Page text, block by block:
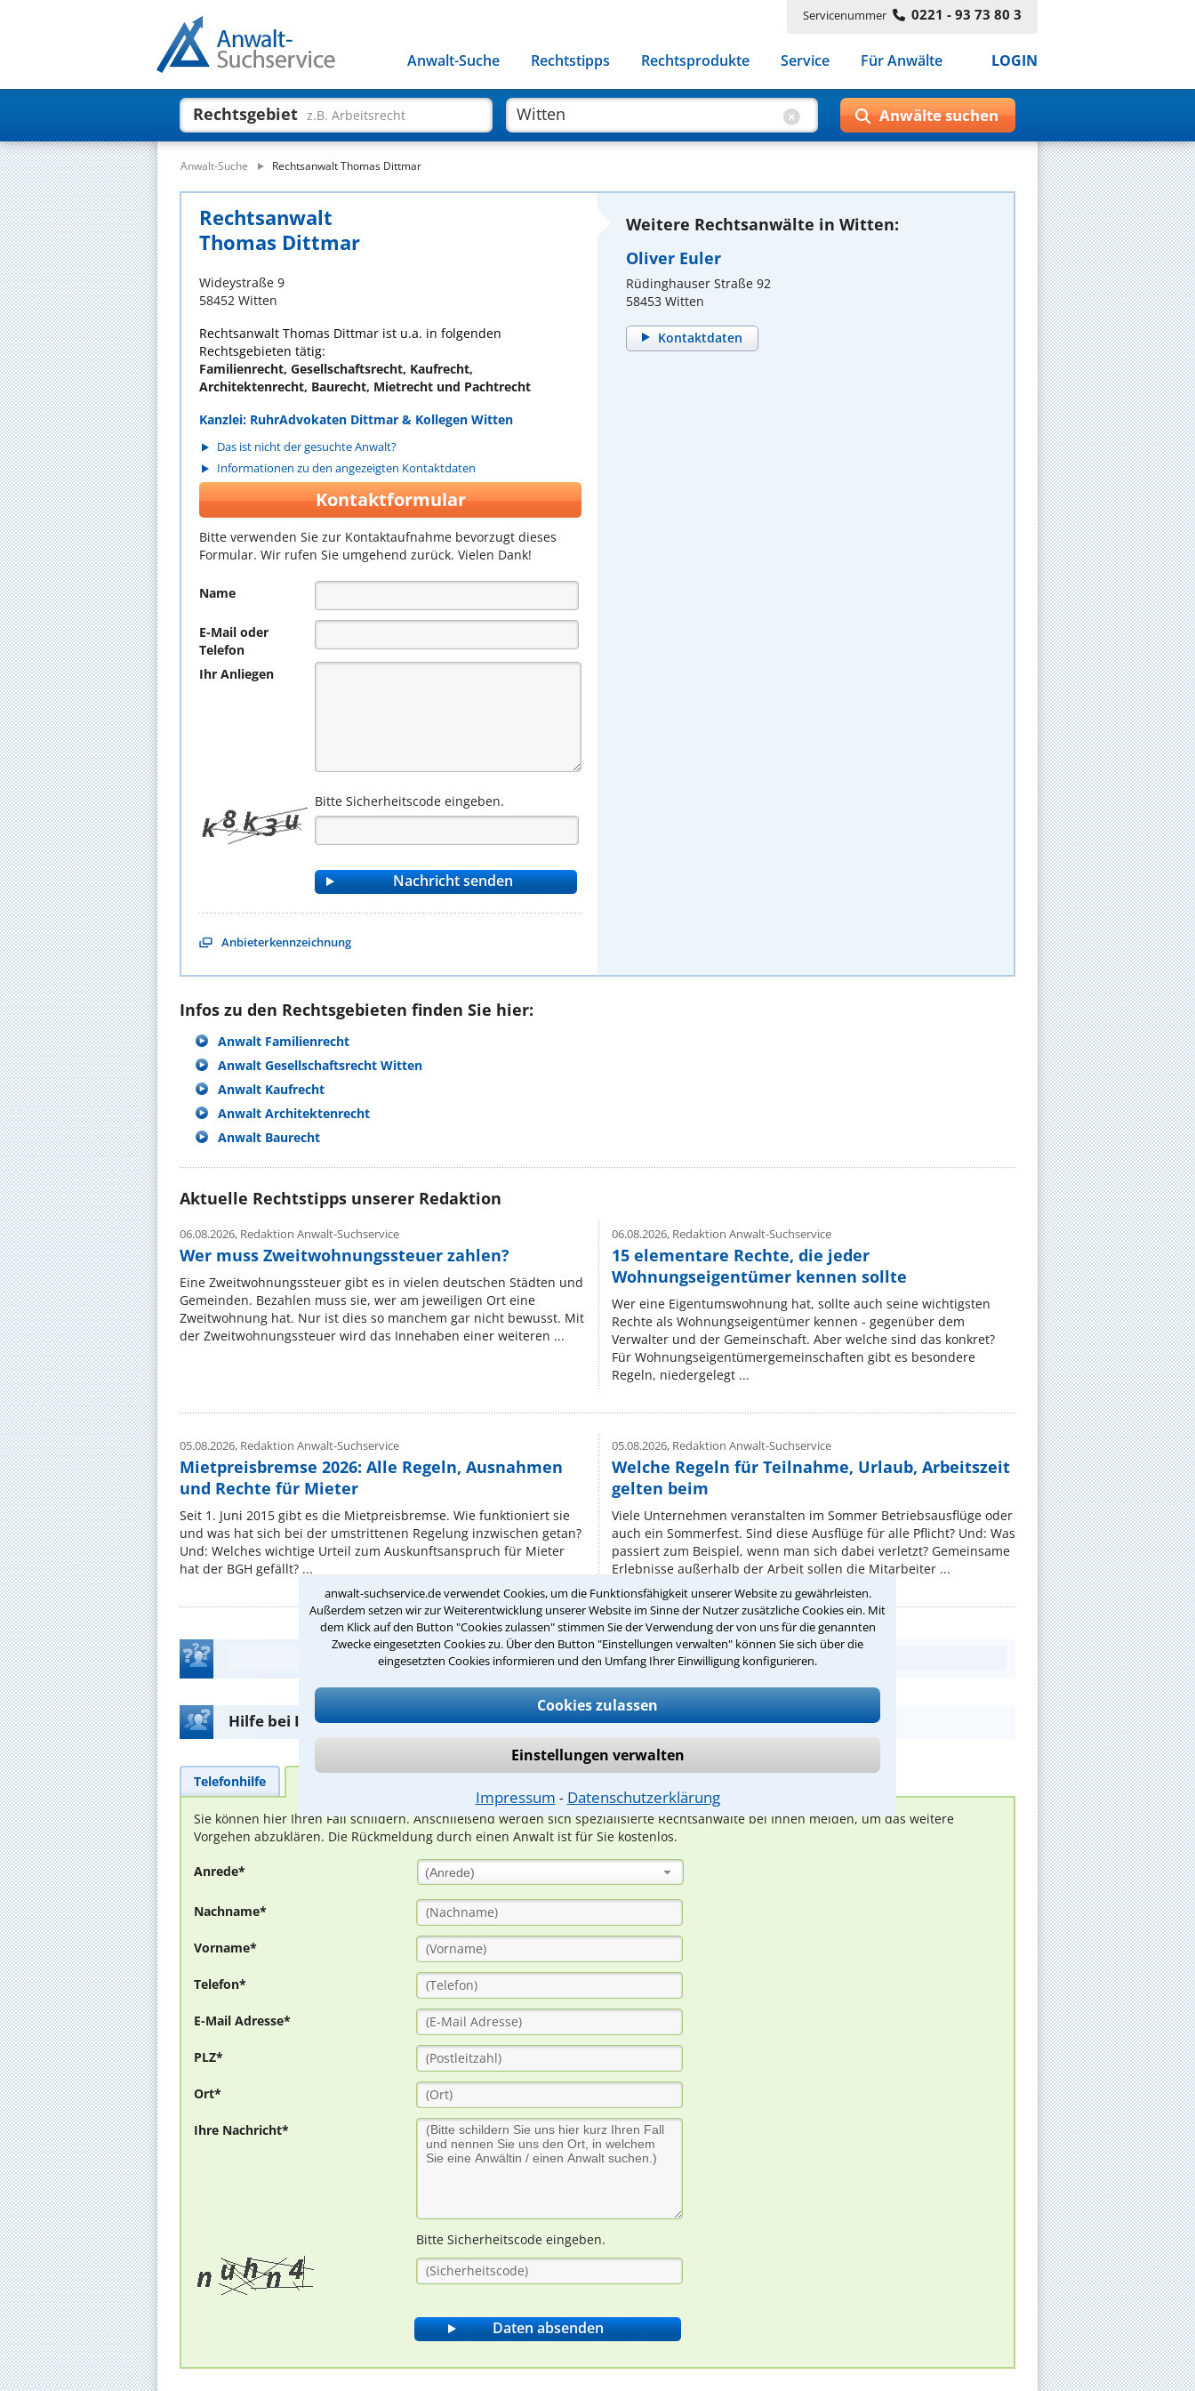
anwalt-suchservice.de verwendet Cookies, um die Funktionsfähigkeit unserer Website zu gewährleisten.
Außerdem setzen wir zur Weiterentwicklung unserer Website im Sinne der Nutzer zusätzliche Cookies ein. Mit
dem Klick auf den Button "Cookies zulassen" stimmen Sie der Verwendung der von uns für die genannten
Zwecke eingesetzten Cookies zu. Über den Button "Einstellungen verwalten" können Sie sich über die
eingesetzten Cookies informieren und den Umfang Ihrer Einwilligung konfigurieren.
Cookies zulassen
Einstellungen verwalten
Impressum ⁃ Datenschutzerklärung
Servicenummer 0221 - 93 73 80 3
Anwalt-Suche Rechtstipps Rechtsprodukte Service Für Anwälte LOGIN
Rechtsgebiet z.B. Arbeitsrecht
Anwalt-Suche Rechtsanwalt Thomas Dittmar
Rechtsanwalt
Thomas Dittmar
Wideystraße 9
58452 Witten
Rechtsanwalt Thomas Dittmar ist u.a. in folgenden
Rechtsgebieten tätig:
Familienrecht, Gesellschaftsrecht, Kaufrecht,
Architektenrecht, Baurecht, Mietrecht und Pachtrecht
Kanzlei: RuhrAdvokaten Dittmar & Kollegen Witten
Das ist nicht der gesuchte Anwalt?
Informationen zu den angezeigten Kontaktdaten
Kontaktformular
Bitte verwenden Sie zur Kontaktaufnahme bevorzugt dieses
Formular. Wir rufen Sie umgehend zurück. Vielen Dank!
Name
E-Mail oder
Telefon
Ihr Anliegen
Bitte Sicherheitscode eingeben.
Anbieterkennzeichnung
Weitere Rechtsanwälte in Witten:
Oliver Euler
Rüdinghauser Straße 92
58453 Witten
Kontaktdaten
Infos zu den Rechtsgebieten finden Sie hier:
Anwalt Familienrecht
Anwalt Gesellschaftsrecht Witten
Anwalt Kaufrecht
Anwalt Architektenrecht
Anwalt Baurecht
Aktuelle Rechtstipps unserer Redaktion
06.08.2026, Redaktion Anwalt-Suchservice
Wer muss Zweitwohnungssteuer zahlen?
Eine Zweitwohnungssteuer gibt es in vielen deutschen Städten und
Gemeinden. Bezahlen muss sie, wer am jeweiligen Ort eine
Zweitwohnung hat. Nur ist dies so manchem gar nicht bewusst. Mit
der Zweitwohnungssteuer wird das Innehaben einer weiteren ...
06.08.2026,Redaktion Anwalt-Suchservice
15 elementare Rechte, die jeder
Wohnungseigentümer kennen sollte
Wer eine Eigentumswohnung hat, sollte auch seine wichtigsten
Rechte als Wohnungseigentümer kennen - gegenüber dem
Verwalter und der Gemeinschaft. Aber welche sind das konkret?
Für Wohnungseigentümergemeinschaften gibt es besondere
Regeln, niedergelegt ...
05.08.2026, Redaktion Anwalt-Suchservice
Mietpreisbremse 2026: Alle Regeln, Ausnahmen
und Rechte für Mieter
Seit 1. Juni 2015 gibt es die Mietpreisbremse. Wie funktioniert sie
und was hat sich bei der umstrittenen Regelung inzwischen getan?
Und: Welches wichtige Urteil zum Auskunftsanspruch für Mieter
hat der BGH gefällt? ...
05.08.2026,Redaktion Anwalt-Suchservice
Welche Regeln für Teilnahme, Urlaub, Arbeitszeit
gelten beim
Viele Unternehmen veranstalten im Sommer Betriebsausflüge oder
auch ein Sommerfest. Sind diese Ausflüge für alle Pflicht? Und: Was
passiert zum Beispiel, wenn man sich dabei verletzt? Gemeinsame
Erlebnisse außerhalb der Arbeit sollen die Mitarbeiter ...
Teste Dein Rechtswissen
Hilfe bei Ihrer Anwaltsuche?
Telefonhilfe
Sie können hier Ihren Fall schildern. Anschließend werden sich spezialisierte Rechtsanwälte bei Ihnen melden, um das weitere
Vorgehen abzuklären. Die Rückmeldung durch einen Anwalt ist für Sie kostenlos.
Anrede* (Anrede)
Nachname*
Vorname*
Telefon*
E-Mail Adresse*
PLZ*
Ort*
Ihre Nachricht*
Bitte Sicherheitscode eingeben.